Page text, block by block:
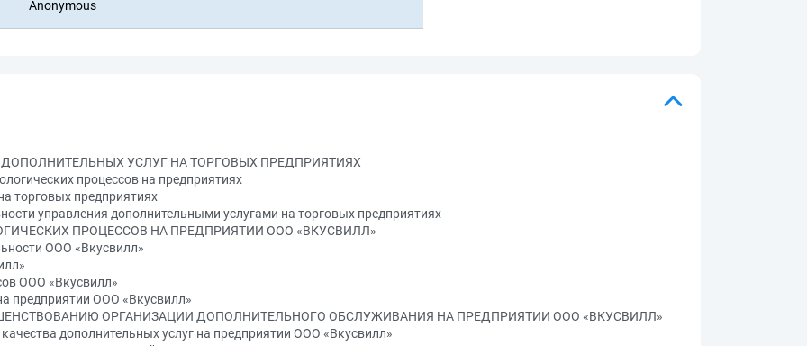
Anonymous
УСЛУГ НА ТОРГОВЫХ ПРЕДПРИЯТИЯХ
процессов на предприятиях
торговых предприятиях
управления дополнительными услугами на торговых предприятиях
ПРОЦЕССОВ НА ПРЕДПРИЯТИИ ООО «ВКУСВИЛЛ»
ООО «Вкусвилл»
ООО «Вкусвилл»
предприятии ООО «Вкусвилл»
ОРГАНИЗАЦИИ ДОПОЛНИТЕЛЬНОГО ОБСЛУЖИВАНИЯ НА ПРЕДПРИЯТИИ ООО «ВКУСВИЛЛ»
дополнительных услуг на предприятии ООО «Вкусвилл»